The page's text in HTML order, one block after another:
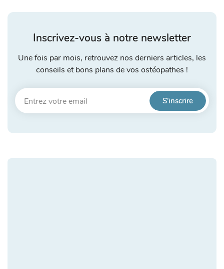
Inscrivez-vous à notre newsletter
Une fois par mois, retrouvez nos derniers articles, les
conseils et bons plans de vos ostéopathes !